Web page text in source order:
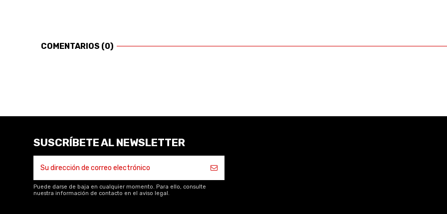
COMENTARIOS (0)
SUSCRÍBETE AL NEWSLETTER
Puede darse de baja en cualquier momento. Para ello, consulte
nuestra información de contacto en el aviso legal.